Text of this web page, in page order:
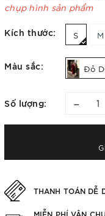
chụp hình sản phẩm
Kích thước: S M
Màu sắc: Đỏ
Số lượng: –
THANH TOÁN DỄ
MIỄN PHÍ VẬN